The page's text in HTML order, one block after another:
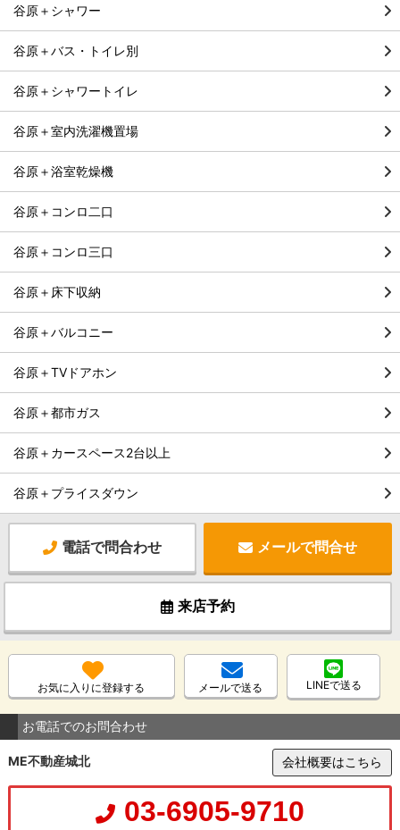
谷原＋シャワー
谷原＋バス・トイレ別
谷原＋シャワートイレ
谷原＋室内洗濯機置場
谷原＋浴室乾燥機
谷原＋コンロ二口
谷原＋コンロ三口
谷原＋床下収納
谷原＋バルコニー
谷原＋TVドアホン
谷原＋都市ガス
谷原＋カースペース2台以上
谷原＋プライスダウン
電話で問合わせ メールで問合せ
来店予約
お気に入りに登録する メールで送る LINEで送る
お電話でのお問合わせ
ME不動産城北 会社概要はこちら
03-6905-9710